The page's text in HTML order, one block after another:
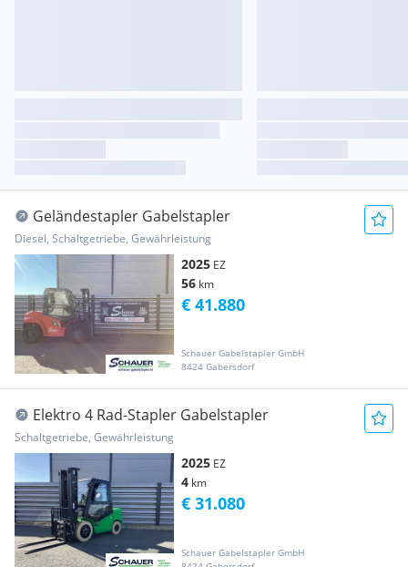
Geländestapler Gabelstapler
Diesel, Schaltgetriebe, Gewährleistung
2025 EZ
56 km
Schauer Gabelstapler GmbH
8424 Gabersdorf
€ 41.880
Elektro 4 Rad-Stapler Gabelstapler
Schaltgetriebe, Gewährleistung
2025 EZ
4 km
Schauer Gabelstapler GmbH
€ 31.080